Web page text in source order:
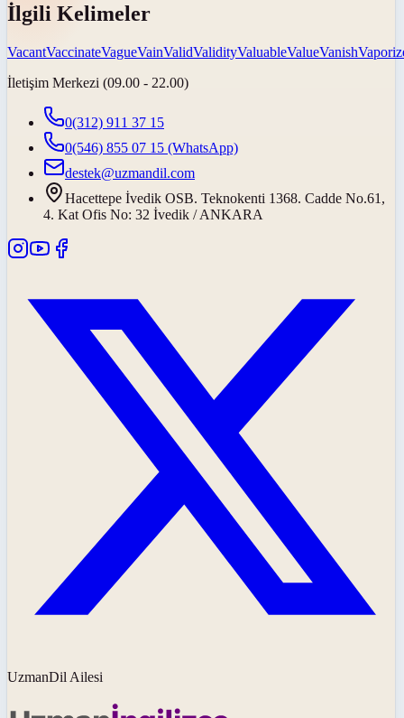
İlgili Kelimeler
VacantVaccinateVagueVainValidValidityValuableValueVanish
İletişim Merkezi (09.00 - 22.00)
0(312) 911 37 15
0(546) 855 07 15 (WhatsApp)
destek@uzmandil.com
Hacettepe İvedik OSB. Teknokenti 1368. Cadde No.61,
4. Kat Ofis No: 32 İvedik / ANKARA
UzmanDil Ailesi